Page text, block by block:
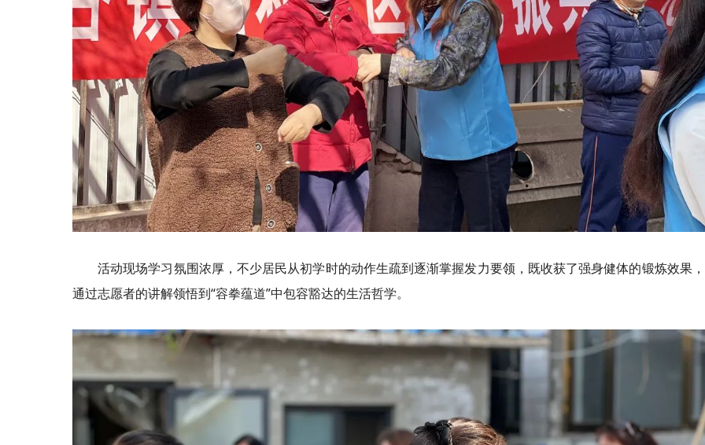
活动现场学习氛围浓厚，不少居民从初学时的动作生疏到逐渐掌握发力要领，既收获了强身健体的锻炼效果
通过志愿者的讲解领悟到“容拳蕴道”中包容豁达的生活哲学。